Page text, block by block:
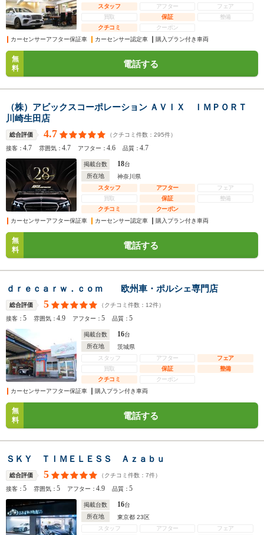
スタッフ アフター
フェア
買取
保証
整備
クチコミ
クーポン
カーセンサーアフター保証車
カーセンサー認定車 購入プラン付き車両
無
料
電話する
（株）アビックスコーポレーション ＡＶＩＸ ＩＭＰＯＲＴ
川崎生田店
総合評価 4.7 （クチコミ件数： 295件）
接客：4.7 雰囲気：4.7 アフター：4.6 品質：4.7
掲載台数 18台
所在地
神奈川県
スタッフ
アフター
フェア
買取
保証
整備
クチコミ
クーポン
カーセンサーアフター保証車
カーセンサー認定車 購入プラン付き車両
無
料
電話する
ｄｒｅｃａｒｗ．ｃｏｍ 欧州車・ポルシェ専門店
総合評価 5 （クチコミ件数： 12件）
接客：5 雰囲気：4.9 アフター：5 品質：5
掲載台数 16台
所在地
茨城県
スタッフ
アフター
フェア
買取
保証
整備
クチコミ
クーポン
カーセンサーアフター保証車
購入プラン付き車両
無
料
電話する
ＳＫＹ ＴＩＭＥＬＥＳＳ Ａｚａｂｕ
総合評価 5 （クチコミ件数： 7件）
接客：5 雰囲気：5 アフター：4.9 品質：5
掲載台数 16台
所在地
東京都 23区
スタッフ
アフター
フェア